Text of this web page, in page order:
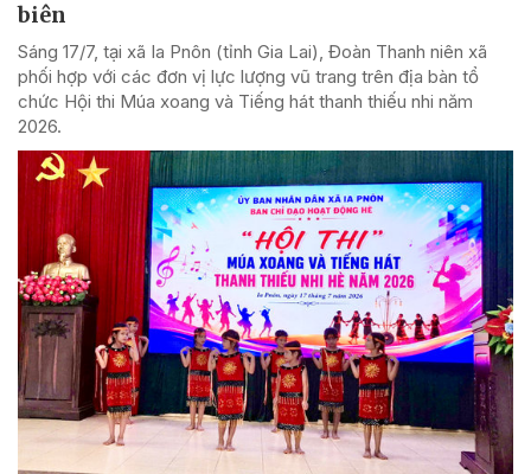
biên
Sáng 17/7, tại xã Ia Pnôn (tỉnh Gia Lai), Đoàn Thanh niên xã
phối hợp với các đơn vị lực lượng vũ trang trên địa bàn tổ
chức Hội thi Múa xoang và Tiếng hát thanh thiếu nhi năm
2026.